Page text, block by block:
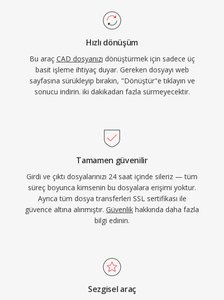
Hızlı dönüşüm
Bu araç CAD dosyanızı dönüştürmek için sadece üç
basit işleme ihtiyaç duyar. Gereken dosyayı web
sayfasına sürükleyip bırakın, "Dönüştür"e tıklayın ve
sonucu indirin. iki dakikadan fazla sürmeyecektir.
Tamamen güvenilir
Girdi ve çıktı dosyalarınızı 24 saat içinde sileriz — tüm
süreç boyunca kimsenin bu dosyalara erişimi yoktur.
Ayrıca tüm dosya transferleri SSL sertifikası ile
güvence altına alınmıştır. Güvenlik hakkında daha fazla
bilgi edinin.
Sezgisel araç